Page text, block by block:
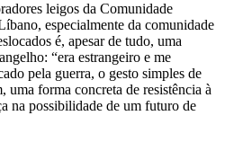
leigos da Comunidade
especialmente da comunidade
é, apesar de tudo, uma
“era estrangeiro e me
pela guerra, o gesto simples de
uma forma concreta de resistência à
na possibilidade de um futuro de